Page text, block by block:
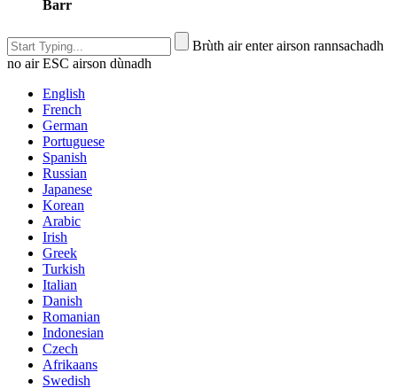
Barr
Brùth air enter airson rannsachadh
no air ESC airson dùnadh
English
French
German
Portuguese
Spanish
Russian
Japanese
Korean
Arabic
Irish
Greek
Turkish
Italian
Danish
Romanian
Indonesian
Czech
Afrikaans
Swedish